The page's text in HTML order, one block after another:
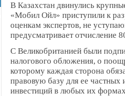
В Казахстан двинулись
«Мобил Ойл» приступили к
оценкам экспертов, не
предусматривает отчисление
С Великобританией были
налогового обложения, о
которому каждая сторона
правовую базу для ее частных
инвестиций в любых их